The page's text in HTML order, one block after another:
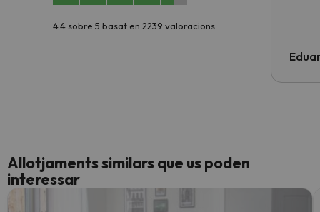
4.4 sobre 5 basat en 2239 valoracions
Allotjaments similars que us poden
interessar